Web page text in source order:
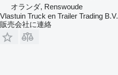
オランダ, Renswoude
Vlastuin Truck en Trailer Trading B.V.
販売会社に連絡